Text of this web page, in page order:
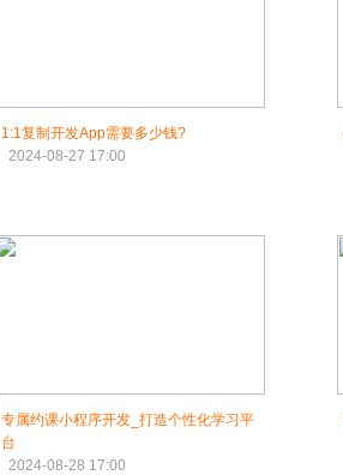
1:1复制开发App需要多少钱?
2024-08-27 17:00
专属约课小程序开发_打造个性化学习平
台
2024-08-28 17:00